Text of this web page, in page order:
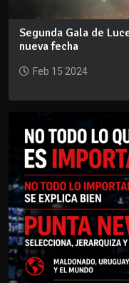
Segunda Gala de
nueva fecha
Feb 15 2024